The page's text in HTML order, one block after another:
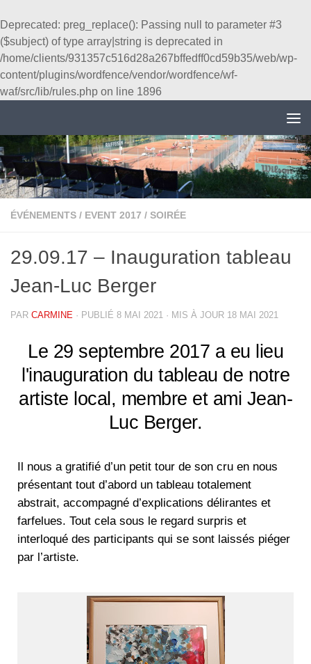
Deprecated: preg_replace(): Passing null to parameter #3
($subject) of type array|string is deprecated in
/home/clients/931357c516d28a267bffedff0cd59b35/web/wp-
content/plugins/wordfence/vendor/wordfence/wf-
waf/src/lib/rules.php on line 1896
Au dessous du contenu
ÉVÉNEMENTS / EVENT 2017 / SOIRÉE
29.09.17 – Inauguration tableau
Jean-Luc Berger
PAR CARMINE · PUBLIÉ 8 MAI 2021 · MIS À JOUR 18 MAI 2021
Le 29 septembre 2017 a eu lieu
l'inauguration du tableau de notre
artiste local, membre et ami Jean-
Luc Berger.
Il nous a gratifié d’un petit tour de son cru en nous
présentant tout d’abord un tableau totalement
abstrait, accompagné d’explications délirantes et
farfelues. Tout cela sous le regard surpris et
interloqué des participants qui se sont laissés piéger
par l’artiste.